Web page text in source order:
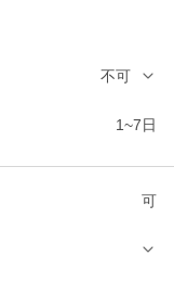
不可
1~7日
可